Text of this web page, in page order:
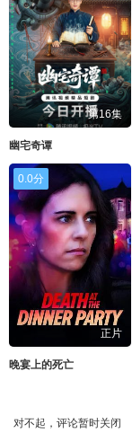
第16集
幽宅奇谭
0.0分
正片
晚宴上的死亡
对不起，评论暂时关闭